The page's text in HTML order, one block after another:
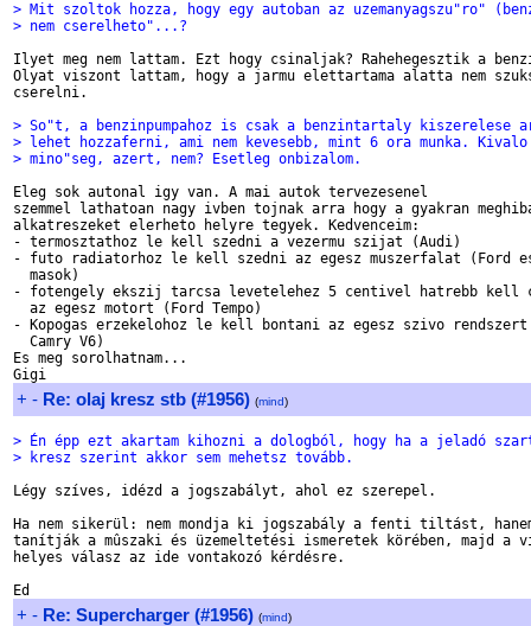
> Mit szoltok hozza, hogy egy autoban az uzemanyagszu"ro"
> nem cserelheto"...?
Ilyet meg nem lattam. Ezt hogy csinaljak? Rahehegesztik a
Olyat viszont lattam, hogy a jarmu elettartama alatta nem
cserelni.
> So"t, a benzinpumpahoz is csak a benzintartaly kiszerelese
> lehet hozzaferni, ami nem kevesebb, mint 6 ora munka.
> mino"seg, azert, nem? Esetleg onbizalom.
Eleg sok autonal igy van. A mai autok tervezesenel
szemmel lathatoan nagy ivben tojnak arra hogy a gyakran
alkatreszeket elerheto helyre tegyek. Kedvenceim:
- termosztathoz le kell szedni a vezermu szijat (Audi)
- futo radiatorhoz le kell szedni az egesz muszerfalat (Ford
  masok)
- fotengely ekszij tarcsa levetelehez 5 centivel hatrebb kell
  az egesz motort (Ford Tempo)
- Kopogas erzekelohoz le kell bontani az egesz szivo
  Camry V6)
Es meg sorolhatnam...
+ - Re: olaj kresz stb (#1956) (mind)
> Én épp ezt akartam kihozni a dologból, hogy ha a jeladó
> kresz szerint akkor sem mehetsz tovább.
Légy szíves, idézd a jogszabályt, ahol ez szerepel.
Ha nem sikerül: nem mondja ki jogszabály a fenti tiltást,
tanítják a mûszaki és üzemeltetési ismeretek körében, majd a
helyes válasz az ide vontakozó kérdésre.
+ - Re: Supercharger (#1956) (mind)